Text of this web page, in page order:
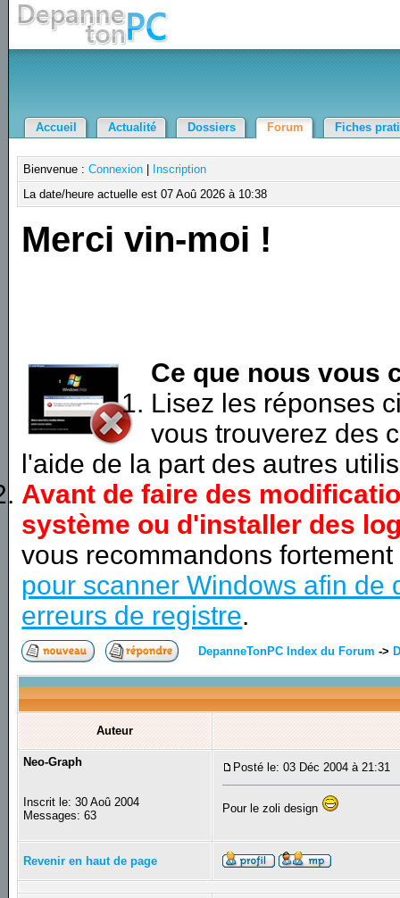
Accueil Actualité Dossiers Forum Fiches
Bienvenue :Connexion
Inscription
La date/heure actuelle est 07 Aoû 2026 à 10:38
Merci vin-moi !
Ce que nous vous
Lisez les réponses
vous trouverez des
l'aide de la part des autres
Avant de faire des
système ou d'installer des
vous recommandons
pour scanner Windows afin de
erreurs de registre.
DepanneTonPC Index du Forum ->
Auteur
Neo-Graph
Inscrit le: 30 Aoû 2004
Messages: 63
Posté le: 03 Déc 2004 à 21:31
Pour le zoli design
Revenir en haut de page